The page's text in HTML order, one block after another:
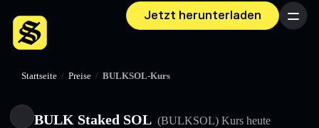
Jetzt herunterladen Menü
Startseite / Preise / BULKSOL-Kurs
BULK Staked SOL (BULKSOL) Kurs heute